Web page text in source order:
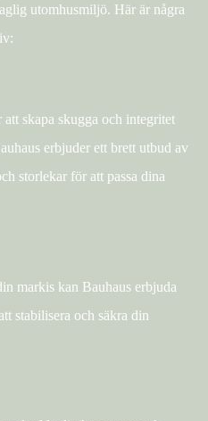
utomhusmiljö. Här är några
skapa skugga och integritet
erbjuder ett brett utbud av
storlekar för att passa dina
markis kan Bauhaus erbjuda
stabilisera och säkra din